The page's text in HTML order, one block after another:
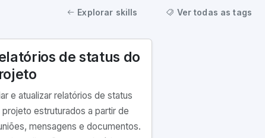
Explorar skills Ver todas as tags
de status do
e atualizar relatórios de status
projeto estruturados a partir de
mensagens e documentos.